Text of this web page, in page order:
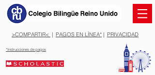
>COMPARTIR< | PAGOS EN LÍNEA* | PRIVACIDAD
*Instrucciones de pagos